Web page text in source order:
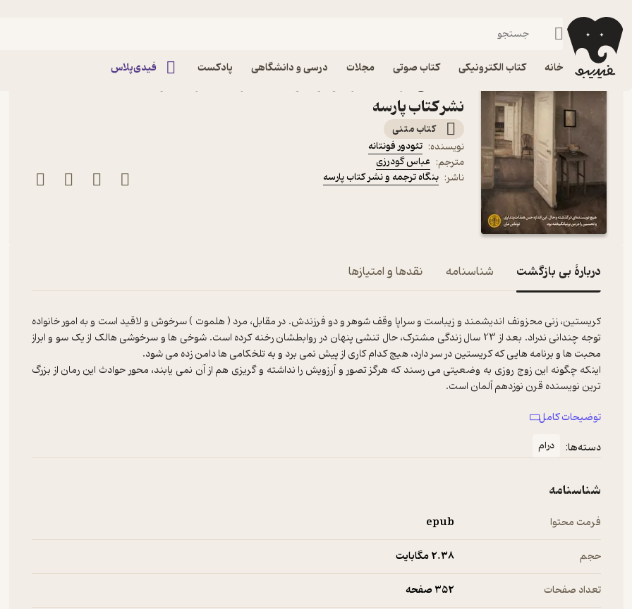
خانه کتاب الکترونیکی کتاب صوتی مجلات درسی و دانشگاهی پادکست فیدی‌پلاس
فیدیبو کتاب الکترونیکی
نشر کتاب پارسه
کتاب متنی
نویسنده: تئودور فونتانه
مترجم: عباس گودرزی
ناشر: بنگاه ترجمه و نشر کتاب پارسه
دربارۀ بی بازگشت شناسنامه نقدها و امتیازها
کریستین، زنی محزونف اندیشمند و زیباست و سراپا وقف شوهر و دو فرزندش. در مقابل، مرد ( هلموت ) سرخوش و لاقید است و به امور خانواده
توجه چندانی ندراد. بعد از 23 سال زندگی مشترک، حال تنشی پنهان در روابطشان رخنه کرده است. شوخی ها و سرخوشی هالک از یک سو و ابراز
اینکه چگونه این زوج روزی به وضعیتی می رسند که هرگز تصور و آرزویش را نداشته و گریزی هم از آن نمی یابند، محور حوادث این رمان از بزرگ
هیچ نویسنده ای در گذشته و حال، این اندازه حس همذات پنداری و تحسین را درمن برنیانگیخته بود.
توضیحات کامل
دسته‌ها:
درام
شناسنامه
فرمت محتوا epub
حجم 2.۳۸ مگابایت
تعداد صفحات 352 صفحه